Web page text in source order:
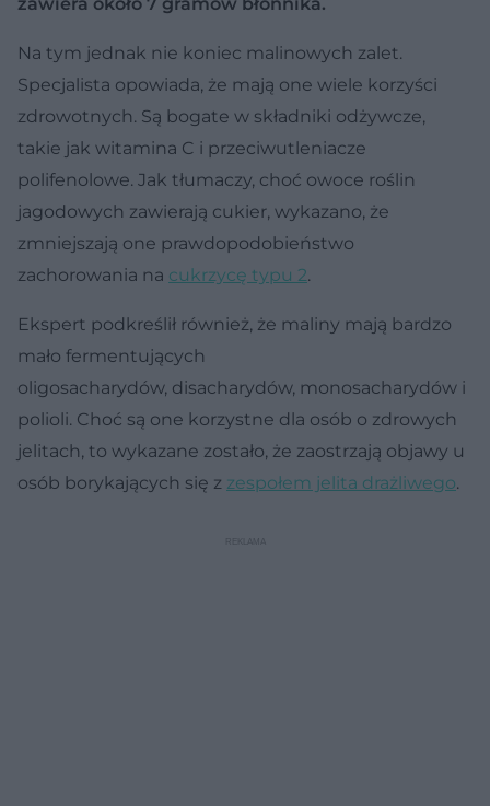
Na tym jednak nie koniec malinowych zalet.
Specjalista opowiada, że mają one wiele korzyści
zdrowotnych. Są bogate w składniki odżywcze,
takie jak witamina C i przeciwutleniacze
polifenolowe. Jak tłumaczy, choć owoce roślin
jagodowych zawierają cukier, wykazano, że
zmniejszają one prawdopodobieństwo
zachorowania na cukrzycę typu 2.
Ekspert podkreślił również, że maliny mają bardzo
mało fermentujących
oligosacharydów, disacharydów, monosacharydów i
polioli. Choć są one korzystne dla osób o zdrowych
jelitach, to wykazane zostało, że zaostrzają objawy u
osób borykających się z zespołem jelita drażliwego.